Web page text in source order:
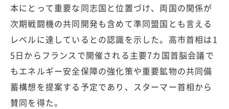
本にとって重要な同志国と位置づけ、両国の関係が
次期戦闘機の共同開発も含めて準同盟国とも言える
レベルに達しているとの認識を示した。高市首相は1
5日からフランスで開催される主要7カ国首脳会議で
もエネルギー安全保障の強化策や重要鉱物の共同備
蓄構想を提案する予定であり、スターマー首相から
賛同を得た。